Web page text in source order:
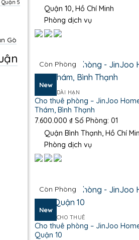
Quận 5
Gò
Quận 10, Hồ Chí Minh
Phòng dịch vụ
New
Còn Phòng
PHÒNG DÀI HẠN
Cho thuê phòng – JinJoo
Thám, Bình Thạnh
7.600.000₫ Số Phòng: 01
Quận Bình Thạnh, Hồ Chí
Phòng dịch vụ
New
Còn Phòng
PHÒNG CHO THUÊ
Cho thuê phòng – JinJoo
Quận 10